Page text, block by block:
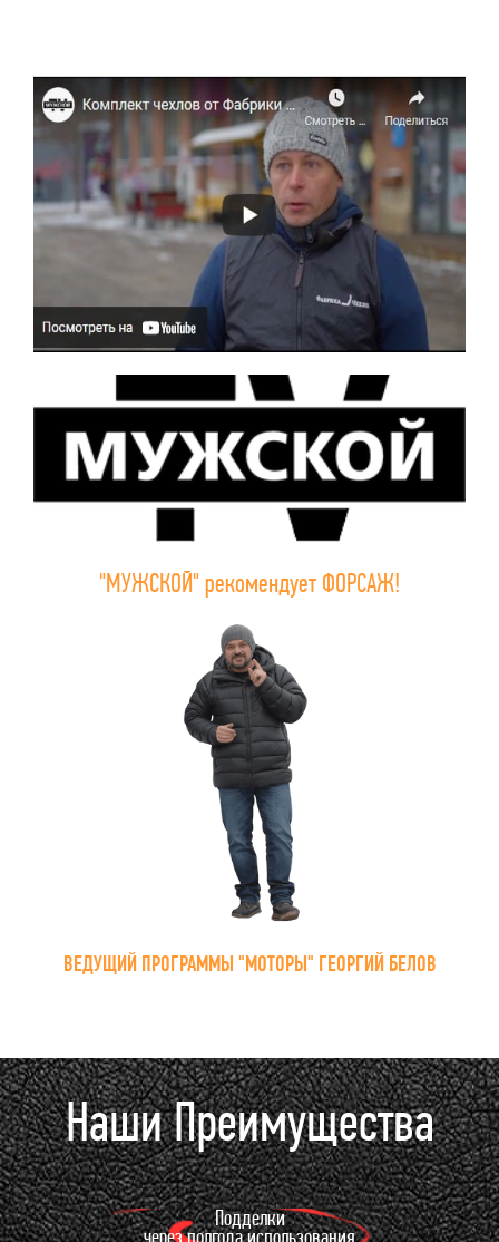
"МУЖСКОЙ" рекомендует ФОРСАЖ!
ВЕДУЩИЙ ПРОГРАММЫ "МОТОРЫ" ГЕОРГИЙ БЕЛОВ
Наши Преимущества
Подделки
через полгода использования